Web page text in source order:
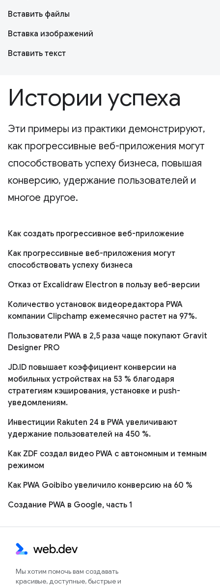
Вставить файлы
Вставка изображений
Вставить текст
Истории успеха
Эти примеры из практики демонстрируют,
как прогрессивные веб-приложения могут
способствовать успеху бизнеса, повышая
конверсию, удержание пользователей и
многое другое.
Как создать прогрессивное веб-приложение
Как прогрессивные веб-приложения могут
способствовать успеху бизнеса
Отказ от Excalidraw Electron в пользу веб-версии
Количество установок видеоредактора PWA
компании Clipchamp ежемесячно растет на 97%.
Пользователи PWA в 2,5 раза чаще покупают Gravit
Designer PRO
JD.ID повышает коэффициент конверсии на
мобильных устройствах на 53 % благодаря
стратегиям кэширования, установке и push-
уведомлениям.
Инвестиции Rakuten 24 в PWA увеличивают
удержание пользователей на 450 %.
Как ZDF создал видео PWA с автономным и темным
режимом
Как PWA Goibibo увеличило конверсию на 60 %
Создание PWA в Google, часть 1
Мы хотим помочь вам создавать
красивые, доступные, быстрые и